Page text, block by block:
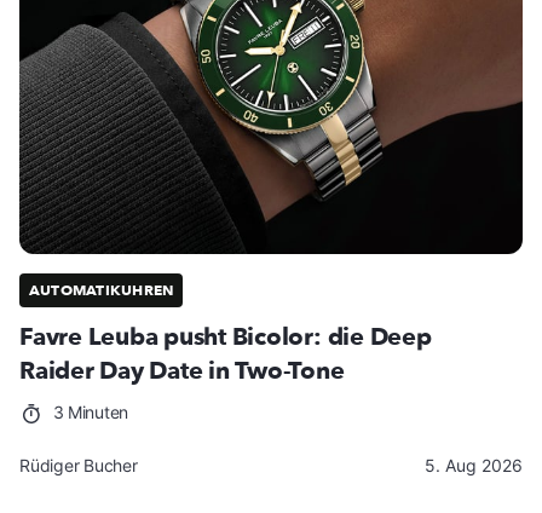
AUTOMATIKUHREN
Favre Leuba pusht Bicolor: die Deep
Raider Day Date in Two-Tone
3 Minuten
Rüdiger Bucher 5. Aug 2026